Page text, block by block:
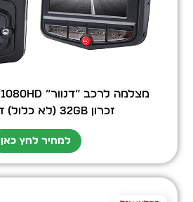
זכרון 32GB (לא כלול) דגם 4516
למחיר לחץ כאן